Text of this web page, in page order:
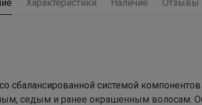
Характеристики Наличие Отзывы
сбалансированной системой
седым и ранее окрашенным волосам.